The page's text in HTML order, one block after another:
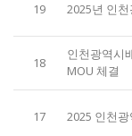
19 2025년 인
18
인천광역시
MOU 체결
17 2025 인천